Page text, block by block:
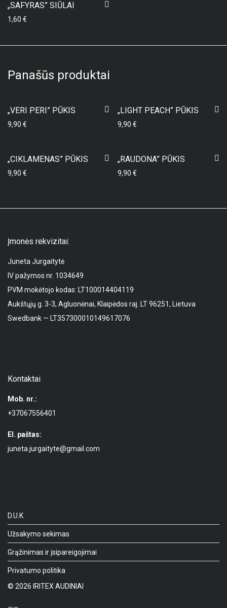
„SAFYRAS” SIŪLAI
1,60 €
Panašūs produktai
„VERI PERI” PŪKIS
9,90 €
„LIGHT PEACH” PŪKIS
9,90 €
„CIKLAMENAS” PŪKIS
9,90 €
„RAUDONA” PŪKIS
9,90 €
Įmonės rekvizitai:
Juneta Jurgaitytė
IV pažymos nr. 1034649
PVM mokėtojo kodas: LT100014404119
Aukštųjų g. 3-3, Agluonėnai, Klaipėdos raj. LT 96251, Lietuva
Swedbank — LT357300010149617076
Kontaktai
Mob. nr.:
+37067556401
El. paštas:
juneta.jurgaityte@gmail.com
D.U.K
Užsakymo sekimas
Grąžinimas ir įsipareigojimai
Privatumo politika
© 2026 IRITEX AUDINIAI